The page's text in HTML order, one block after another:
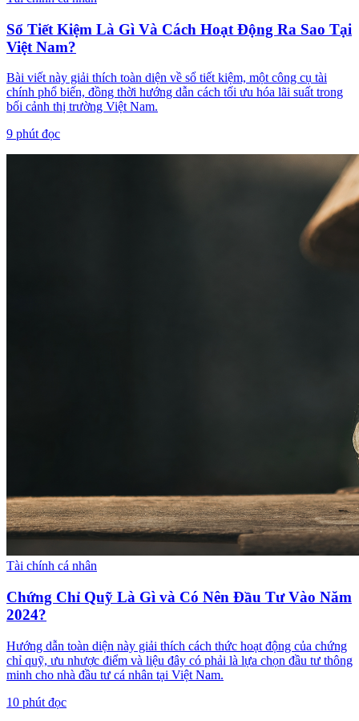
Sổ Tiết Kiệm Là Gì Và Cách Hoạt Động Ra Sao Tại
Việt Nam?
Bài viết này giải thích toàn diện về sổ tiết kiệm, một công cụ tài
chính phổ biến, đồng thời hướng dẫn cách tối ưu hóa lãi suất trong
bối cảnh thị trường Việt Nam.
9 phút đọc
Tài chính cá nhân
Chứng Chỉ Quỹ Là Gì và Có Nên Đầu Tư Vào Năm
2024?
Hướng dẫn toàn diện này giải thích cách thức hoạt động của chứng
chỉ quỹ, ưu nhược điểm và liệu đây có phải là lựa chọn đầu tư thông
minh cho nhà đầu tư cá nhân tại Việt Nam.
10 phút đọc